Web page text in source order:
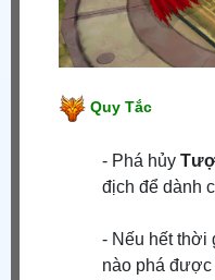
Quy Tắc
- Phá hủy
địch để dành
- Nếu hết thời
nào phá được